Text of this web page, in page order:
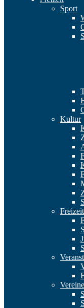
Sport
Kultur
Vereine